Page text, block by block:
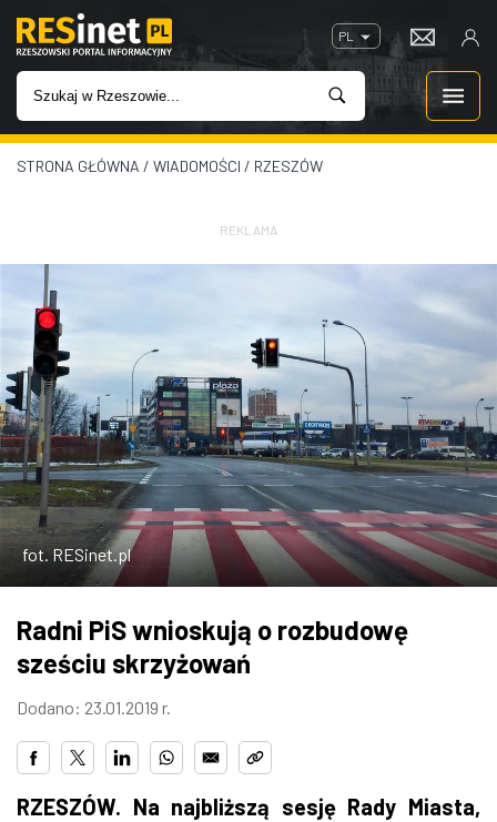
PL
WIADOMOŚCI
IMPREZY
ROZRYWKA
W KINACH
GASTRONOMIA
ZDJĘCIA
W RZESZOWIE
STRONA GŁÓWNA / WIADOMOŚCI / RZESZÓW
REKLAMA
fot. RESinet.pl
Radni PiS wnioskują o rozbudowę
sześciu skrzyżowań
Dodano: 23.01.2019 r.
RZESZÓW. Na najbliższą sesję Rady Miasta,